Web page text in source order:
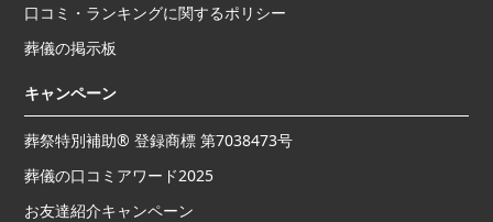
口コミ・ランキングに関するポリシー
葬儀の掲示板
キャンペーン
葬祭特別補助® 登録商標 第7038473号
葬儀の口コミアワード2025
お友達紹介キャンペーン